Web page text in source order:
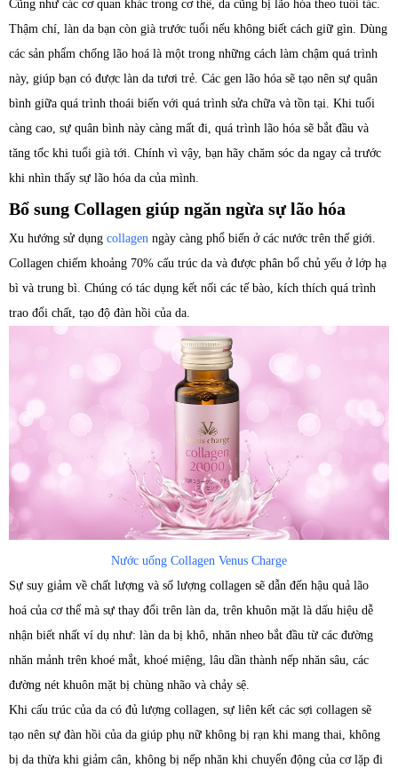
Cũng như các cơ quan khác trong cơ thể, da cũng bị lão hóa theo tuổi tác.
Thậm chí, làn da bạn còn già trước tuổi nếu không biết cách giữ gìn. Dùng
các sản phẩm chống lão hoá là một trong những cách làm chậm quá trình
này, giúp bạn có được làn da tươi trẻ. Các gen lão hóa sẽ tạo nên sự quân
bình giữa quá trình thoái biến với quá trình sửa chữa và tồn tại. Khi tuổi
càng cao, sự quân bình này càng mất đi, quá trình lão hóa sẽ bắt đầu và
tăng tốc khi tuổi già tới. Chính vì vậy, bạn hãy chăm sóc da ngay cả trước
khi nhìn thấy sự lão hóa da của mình.
Bổ sung Collagen giúp ngăn ngừa sự lão hóa
Xu hướng sử dụng collagen ngày càng phổ biến ở các nước trên thế giới.
Collagen chiếm khoảng 70% cấu trúc da và được phân bổ chủ yếu ở lớp hạ
bì và trung bì. Chúng có tác dụng kết nối các tế bào, kích thích quá trình
trao đổi chất, tạo độ đàn hồi của da.
Nước uống Collagen Venus Charge
Sự suy giảm về chất lượng và số lượng collagen sẽ dẫn đến hậu quả lão
hoá của cơ thể mà sự thay đổi trên làn da, trên khuôn mặt là dấu hiệu dễ
nhận biết nhất ví dụ như: làn da bị khô, nhăn nheo bắt đầu từ các đường
nhăn mảnh trên khoé mắt, khoé miệng, lâu dần thành nếp nhăn sâu, các
đường nét khuôn mặt bị chùng nhão và chảy sệ.
Khi cấu trúc của da có đủ lượng collagen, sự liên kết các sợi collagen sẽ
tạo nên sự đàn hồi của da giúp phụ nữ không bị rạn khi mang thai, không
bị da thừa khi giảm cân, không bị nếp nhăn khi chuyển động của cơ lặp đi